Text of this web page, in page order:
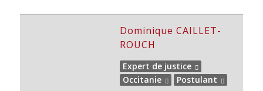
Dominique CAILLET-
ROUCH
Expert de justice
Occitanie
Postulant